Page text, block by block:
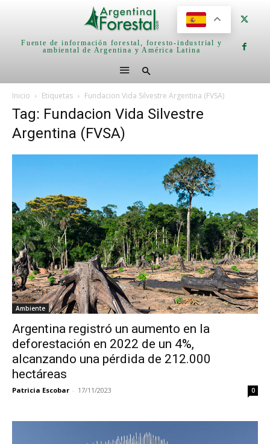
Fuente de información forestal, foresto-industrial y
ambiental de Argentina y América Latina
Inicio Etiquetas Fundacion Vida Silvestre Argentina (FVSA)
Tag: Fundacion Vida Silvestre
Argentina (FVSA)
Ambiente
Argentina registró un aumento en la
deforestación en 2022 de un 4%,
alcanzando una pérdida de 212.000
hectáreas
Patricia Escobar - 17/11/2023 0